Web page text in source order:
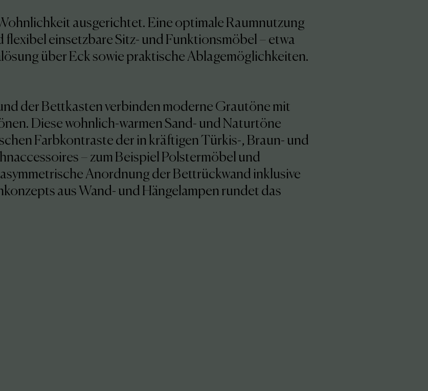
ausgerichtet. Eine optimale Raumnutzung
einsetzbare Sitz- und Funktionsmöbel – etwa
über Eck sowie praktische Ablagemöglichkeiten.
der Bettkasten verbinden moderne Grautöne mit
Diese wohnlich-warmen Sand- und Naturtöne
Farbkontraste der in kräftigen Türkis-, Braun- und
– zum Beispiel Polstermöbel und
Anordnung der Bettrückwand inklusive
aus Wand- und Hängelampen rundet das